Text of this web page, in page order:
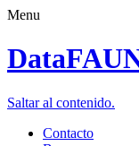
Menu
Saltar al contenido.
Contacto